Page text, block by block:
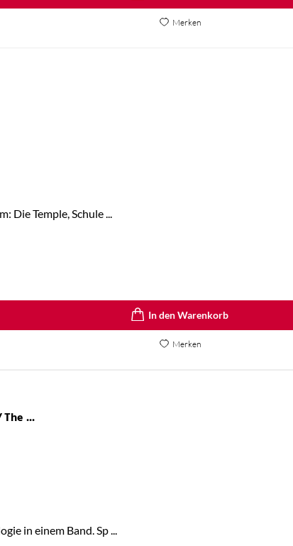
Merken
Temple, Schule ...
In den Warenkorb
Merken
The Atlas Six / The Atlas Paradox / The ...
in einem Band. Sp ...